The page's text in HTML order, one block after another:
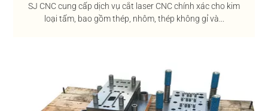
SJ CNC cung cấp dịch vụ cắt laser CNC chính xác cho kim
loại tấm, bao gồm thép, nhôm, thép không gỉ và...